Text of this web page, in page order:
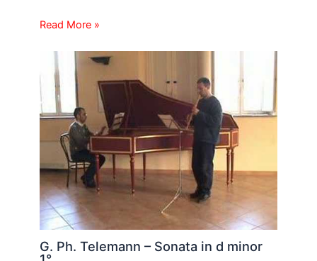
Read More »
G. Ph. Telemann – Sonata in d minor